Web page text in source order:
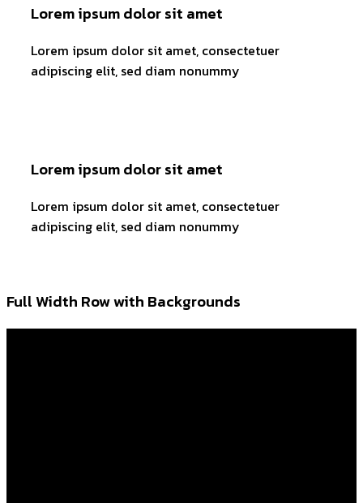
Lorem ipsum dolor sit amet
Lorem ipsum dolor sit amet, consectetuer
adipiscing elit, sed diam nonummy
Lorem ipsum dolor sit amet
Lorem ipsum dolor sit amet, consectetuer
adipiscing elit, sed diam nonummy
Full Width Row with Backgrounds